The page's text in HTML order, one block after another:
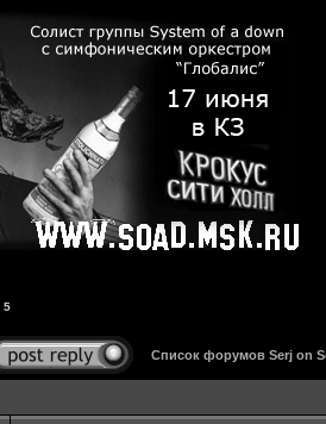
5
Список форумов Serj on